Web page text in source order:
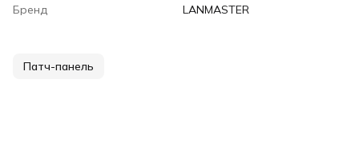
Бренд
LANMASTER
Патч-панель